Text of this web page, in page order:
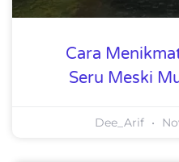
Cara
Seru Meski
Dee_Arif